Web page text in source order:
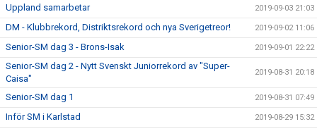
Uppland samarbetar 2019-09-03 21:03
DM - Klubbrekord, Distriktsrekord och nya Sverigetreor! 2019-09-02 11:06
Senior-SM dag 3 - Brons-Isak 2019-09-01 22:22
Senior-SM dag 2 - Nytt Svenskt Juniorrekord av "Super-
Caisa"
2019-08-31 20:18
Senior-SM dag 1 2019-08-31 07:49
Inför SM i Karlstad 2019-08-29 15:32